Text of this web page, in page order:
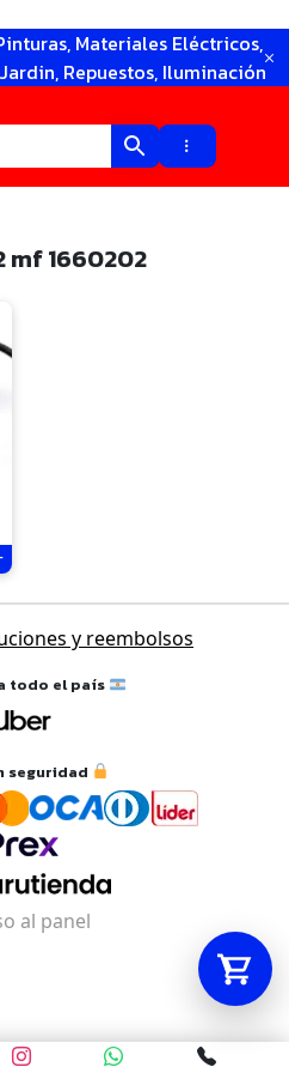
Materiales Eléctricos,
Repuestos, Iluminación
1660202
y reembolsos
todo el país
seguridad
al panel
está vacío.
y aparecerá acá